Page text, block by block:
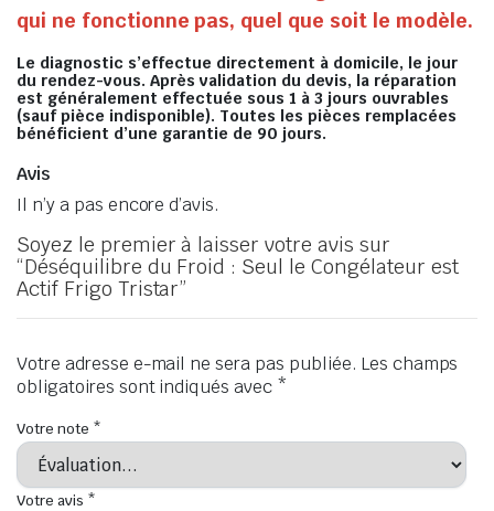
qui ne fonctionne pas, quel que soit le modèle.
Le diagnostic s’effectue directement à domicile, le jour
du rendez-vous. Après validation du devis, la réparation
est généralement effectuée sous 1 à 3 jours ouvrables
(sauf pièce indisponible). Toutes les pièces remplacées
bénéficient d’une garantie de 90 jours.
Avis
Il n’y a pas encore d’avis.
Soyez le premier à laisser votre avis sur
“Déséquilibre du Froid : Seul le Congélateur est
Actif Frigo Tristar”
Votre adresse e-mail ne sera pas publiée. Les champs
obligatoires sont indiqués avec *
Votre note *
Votre avis *